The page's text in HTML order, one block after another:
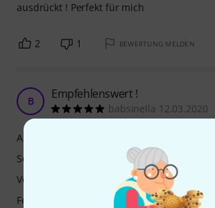
ausdrückt ! Perfekt für mich
2 1 BEWERTUNG MELDEN
B Empfehlenswert !
babsinella 12.03.2020
Ansprache
Sound
Verarbeitung
Features